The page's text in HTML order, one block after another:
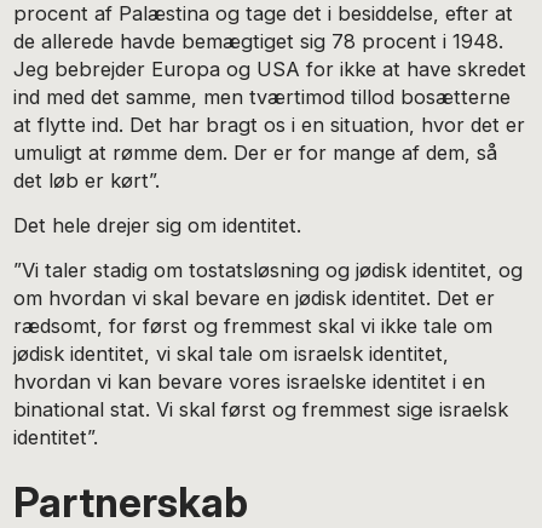
procent af Palæstina og tage det i besiddelse, efter at
de allerede havde bemægtiget sig 78 procent i 1948.
Jeg bebrejder Europa og USA for ikke at have skredet
ind med det samme, men tværtimod tillod bosætterne
at flytte ind. Det har bragt os i en situation, hvor det er
umuligt at rømme dem. Der er for mange af dem, så
det løb er kørt”.
Det hele drejer sig om identitet.
”Vi taler stadig om tostatsløsning og jødisk identitet, og
om hvordan vi skal bevare en jødisk identitet. Det er
rædsomt, for først og fremmest skal vi ikke tale om
jødisk identitet, vi skal tale om israelsk identitet,
hvordan vi kan bevare vores israelske identitet i en
binational stat. Vi skal først og fremmest sige israelsk
identitet”.
Partnerskab